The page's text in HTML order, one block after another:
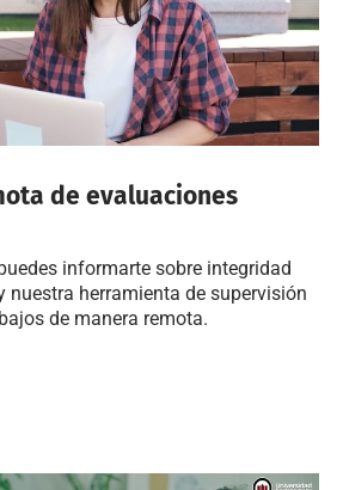
de evaluaciones
informarte sobre integridad
nuestra herramienta de supervisión
de manera remota.